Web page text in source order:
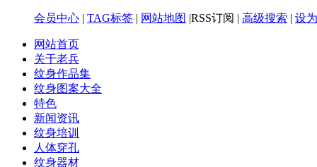
会员中心 | TAG标签 | 网站地图 |RSS订阅 | 高级搜索 | 设
网站首页
关于老兵
纹身作品集
纹身图案大全
特色
新闻资讯
纹身培训
人体穿孔
纹身器材